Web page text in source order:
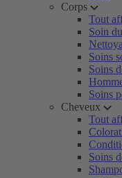
Corps
Tout
Soin
Soins
Soins
Soins
Cheveux
Tout
Soins